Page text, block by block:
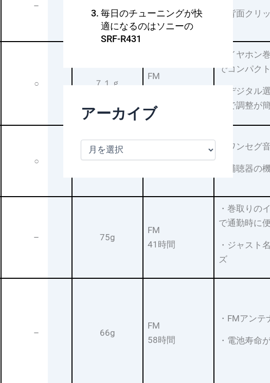
–
44時間
・背面クリ
○ ７１ｇ
FM
・イヤホン
でコンパク
・デジタル
晶で調整が
○ 64 g –
・ワンセグ
・補聴器の
– 75g
FM
41時間
・巻取りの
で通勤時に
・ジャスト
ズ
– 66g
FM
58時間
・FMアンテ
・電池寿命
毎日のチューニングが快
適になるのはソニーの
SRF-R431
アーカイブ